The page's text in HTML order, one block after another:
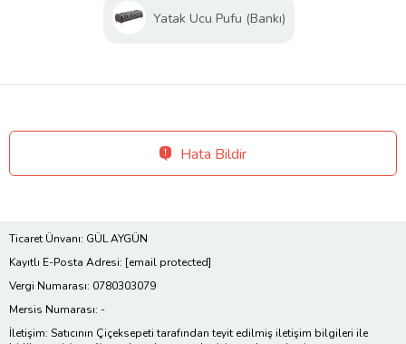
Yatak Ucu Pufu (Bankı)
Hata Bildir
Ticaret Ünvanı: GÜL AYGÜN
Kayıtlı E-Posta Adresi: [email protected]
Vergi Numarası: 0780303079
Mersis Numarası: -
İletişim: Satıcının Çiçeksepeti tarafından teyit edilmiş iletişim bilgileri ile